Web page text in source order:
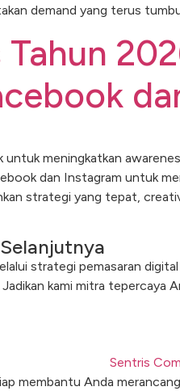
demand yang terus
meningkatkan
dan Instagram untuk
strategi yang tepat,
strategi pemasaran
kami mitra tepercaya
membantu Anda